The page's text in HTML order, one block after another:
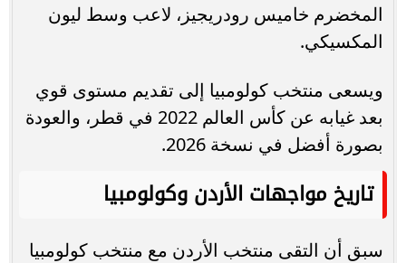
المخضرم خاميس رودريجيز، لاعب وسط ليون
المكسيكي.
ويسعى منتخب كولومبيا إلى تقديم مستوى قوي
بعد غيابه عن كأس العالم 2022 في قطر، والعودة
بصورة أفضل في نسخة 2026.
تاريخ مواجهات الأردن وكولومبيا
سبق أن التقى منتخب الأردن مع منتخب كولومبيا